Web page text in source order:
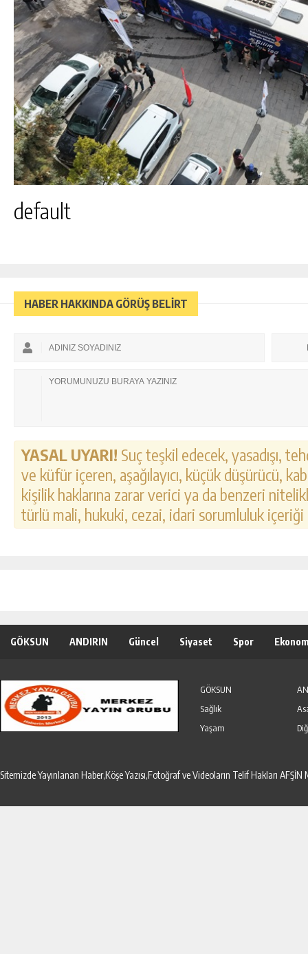
default
HABER HAKKINDA GÖRÜŞ BELİRT
YASAL UYARI! Suç teşkil edecek, yasadışı,
ve küfür içeren, aşağılayıcı, küçük düşürücü,
kişilik haklarına zarar verici ya da benzeri
türlü mali, hukuki, cezai, idari sorumluluk
GÖKSUN ANDIRIN Güncel Siyaset Spor
GÖKSUN
Sağlık
Yaşam
Sitemizde Yayınlanan Haber,Köşe Yazısı,Fotoğraf ve Videoların Telif Hakları